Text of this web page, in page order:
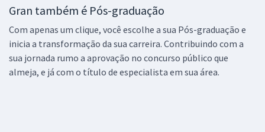
Gran também é Pós-graduação
Com apenas um clique, você escolhe a sua Pós-graduação e
inicia a transformação da sua carreira. Contribuindo com a
sua jornada rumo a aprovação no concurso público que
almeja, e já com o título de especialista em sua área.